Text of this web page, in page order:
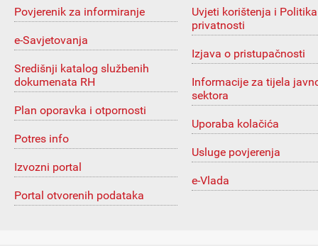
Povjerenik za informiranje
e-Savjetovanja
Središnji katalog službenih
dokumenata RH
Plan oporavka i otpornosti
Potres info
Izvozni portal
Portal otvorenih podataka
Uvjeti korištenja i Politika
privatnosti
Izjava o pristupačnosti
Informacije za tijela
sektora
Uporaba kolačića
Usluge povjerenja
e-Vlada